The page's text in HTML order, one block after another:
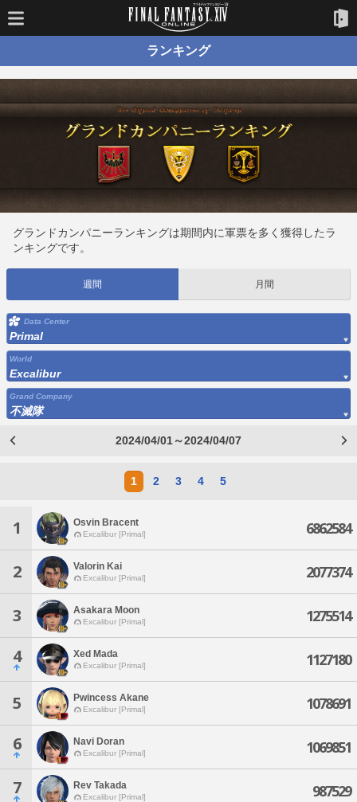
ランキング
グランドカンパニーランキングは期間内に軍票を多く獲得したラ
ンキングです。
週間 月間
Data Center
Primal
World
Excalibur
Grand Company
不滅隊
2024/04/01～2024/04/07
1 2 3 4 5
1 Osvin Bracent
Excalibur [Primal] 6862584
2 Valorin Kai
Excalibur [Primal] 2077374
3 Asakara Moon
Excalibur [Primal] 1275514
4 Xed Mada
Excalibur [Primal] 1127180
5 Pwincess Akane
Excalibur [Primal] 1078691
6 Navi Doran
Excalibur [Primal] 1069851
7 Rev Takada
Excalibur [Primal] 987529